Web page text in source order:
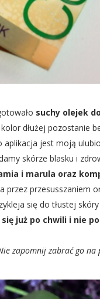
suchy olejek
dłużej pozostanie
aplikacja jest moją
skórze blasku i
i marula oraz
przez przesusszaniem
się do tłustej
się już po chwili i nie
zapomnij zabrać go na